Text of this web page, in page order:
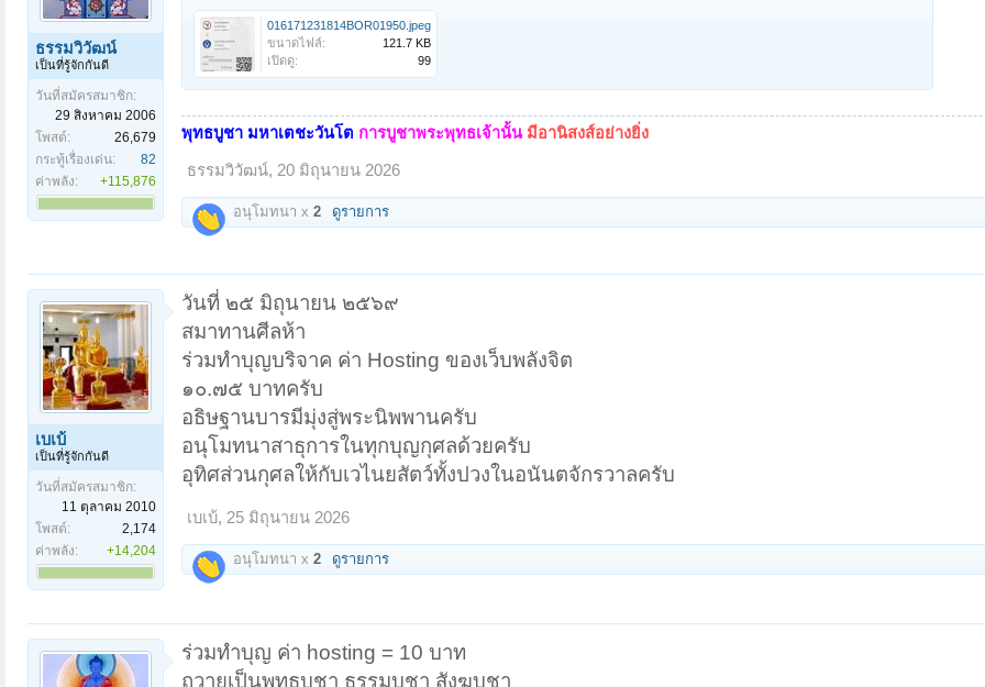
ธรรมวิวัฒน์
เป็นที่รู้จักกันดี
วันที่สมัครสมาชิก:
29 สิงหาคม 2006
โพสต์:
26,679
กระทู้เรื่องเด่น:
82
ค่าพลัง:
+115,876
016171231814BOR01950.jpeg
ขนาดไฟล์:
121.7 KB
เปิดดู:
99
พุทธบูชา มหาเตชะวันโต การบูชาพระพุทธเจ้านั้น มีอานิสงส์อย่างยิ่ง
ธรรมวิวัฒน์, 20 มิถุนายน 2026
อนุโมทนา x 2 ดูรายการ
เบเบ้
เป็นที่รู้จักกันดี
วันที่สมัครสมาชิก:
11 ตุลาคม 2010
โพสต์:
2,174
ค่าพลัง:
+14,204
วันที่ ๒๕ มิถุนายน ๒๕๖๙
สมาทานศีลห้า
ร่วมทำบุญบริจาค ค่า Hosting ของเว็บพลังจิต
๑๐.๗๕ บาทครับ
อธิษฐานบารมีมุ่งสู่พระนิพพานครับ
อนุโมทนาสาธุการในทุกบุญกุศลด้วยครับ
อุทิศส่วนกุศลให้กับเวไนยสัตว์ทั้งปวงในอนันตจักรวาลครับ
เบเบ้, 25 มิถุนายน 2026
อนุโมทนา x 2 ดูรายการ
ร่วมทำบุญ ค่า hosting = 10 บาท
ถวายเป็นพุทธบูชา ธรรมบูชา สังฆบูชา